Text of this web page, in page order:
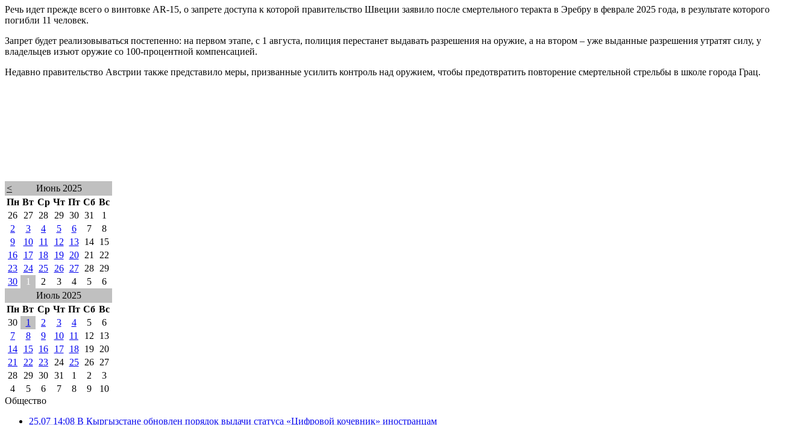
Речь идет прежде всего о винтовке AR-15, о запрете доступа к которой правительство Швеции заявило после смертельного теракта в Эребру в феврале 2025 года, в результате которого
погибли 11 человек.
Запрет будет реализовываться постепенно: на первом этапе, с 1 августа, полиция перестанет выдавать разрешения на оружие, а на втором – уже выданные разрешения утратят силу, у
владельцев изъют оружие со 100-процентной компенсацией.
Недавно правительство Австрии также представило меры, призванные усилить контроль над оружием, чтобы предотвратить повторение смертельной стрельбы в школе города Грац.
<
Июнь 2025
Пн Вт Ср Чт Пт Сб Вс
26
27 28 29 30 31
1
2
3 4 5 6 7
8
9
10 11 12 13 14
15
16
17 18 19 20 21
22
23
24 25 26 27 28
29
30
1 2 3 4 5
6
Июль 2025
Пн Вт Ср Чт Пт Сб Вс
30
1 2 3 4 5
6
7
8 9 10 11 12
13
14
15 16 17 18 19
20
21
22 23 24 25 26
27
28
29 30 31 1 2
3
4
5 6 7 8 9
10
Общество
25.07 14:08 В Кыргызстане обновлен порядок выдачи статуса «Цифровой кочевник» иностранцам